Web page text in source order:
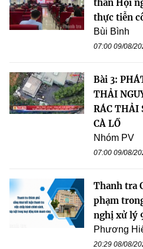
thần Hội
thực tiễn
Bùi Bình
07:00 09/08/
Bài 3:
THẢI
RÁC THẢI
CÀ LỒ
Nhóm PV
07:00 09/08/
Thanh tra
phạm
nghị xử lý
Phương
20:29 08/08/